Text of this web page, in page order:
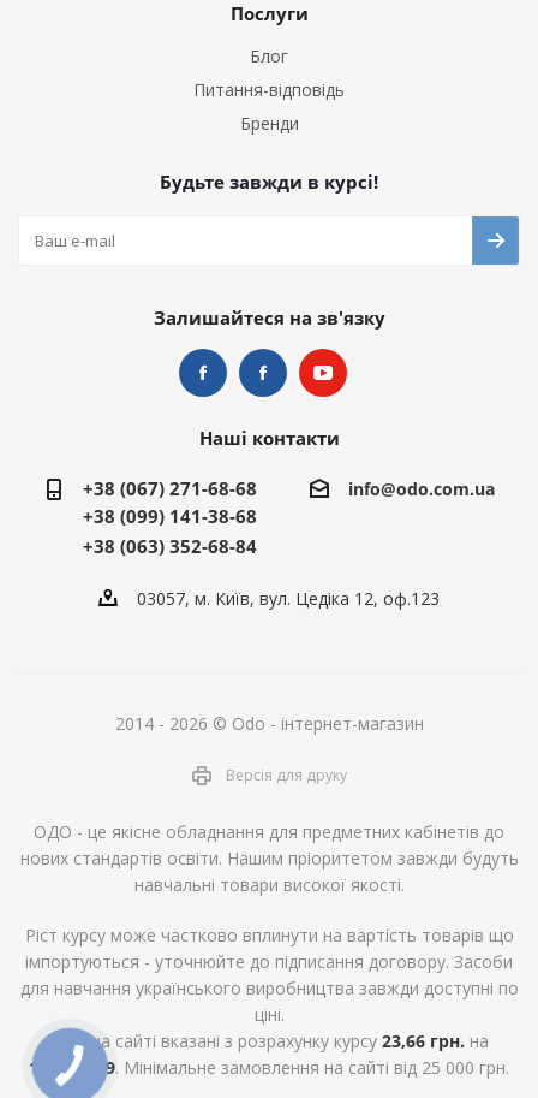
Послуги
Блог
Питання-відповідь
Бренди
Будьте завжди в курсі!
Залишайтеся на зв'язку
Наші контакти
+38 (067) 271-68-68
+38 (099) 141-38-68
+38 (063) 352-68-84
info@odo.com.ua
03057, м. Київ, вул. Цедіка 12, оф.123
2014 - 2026 © Odo - інтернет-магазин
Версія для друку
ОДО - це якісне обладнання для предметних кабінетів до
нових стандартів освіти. Нашим пріоритетом завжди будуть
навчальні товари високої якості.
Ріст курсу може частково вплинути на вартість товарів що
імпортуються - уточнюйте до підписання договору. Засоби
для навчання українського виробництва завжди доступні по
ціні.
Ціни на сайті вказані з розрахунку курсу 23,66 грн. на
10.12.2019. Мінімальне замовлення на сайті від 25 000 грн.